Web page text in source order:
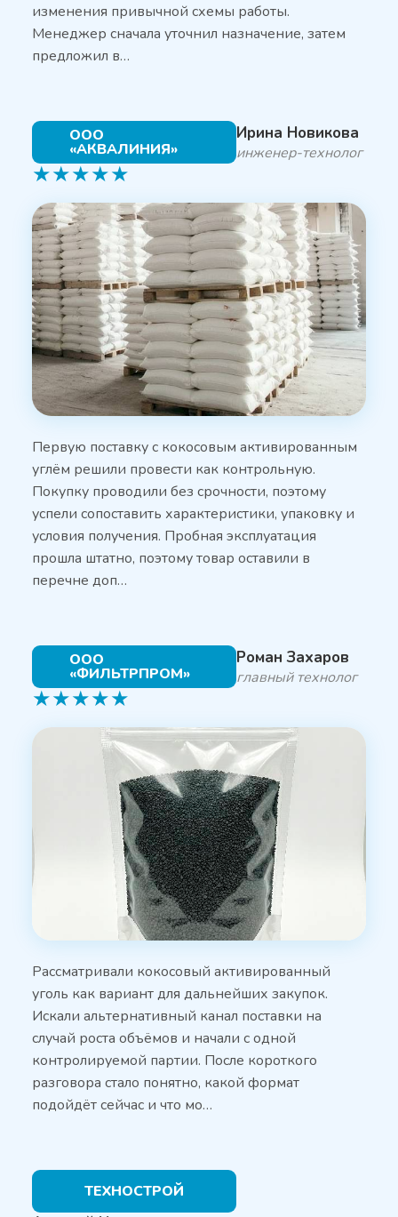
изменения привычной схемы работы.
Менеджер сначала уточнил назначение, затем
предложил в…
ООО
«АКВАЛИНИЯ»
Ирина Новикова
инженер-технолог
★★★★★
Первую поставку с кокосовым активированным
углём решили провести как контрольную.
Покупку проводили без срочности, поэтому
успели сопоставить характеристики, упаковку и
условия получения. Пробная эксплуатация
прошла штатно, поэтому товар оставили в
перечне доп…
ООО
«ФИЛЬТРПРОМ»
Роман Захаров
главный технолог
★★★★★
Рассматривали кокосовый активированный
уголь как вариант для дальнейших закупок.
Искали альтернативный канал поставки на
случай роста объёмов и начали с одной
контролируемой партии. После короткого
разговора стало понятно, какой формат
подойдёт сейчас и что мо…
ТЕХНОСТРОЙ